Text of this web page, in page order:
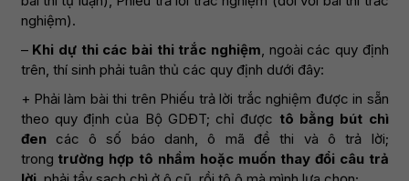
nghiệm).
– Khi dự thi các bài thi trắc nghiệm, ngoài các quy định
trên, thí sinh phải tuân thủ các quy định dưới đây:
+ Phải làm bài thi trên Phiếu trả lời trắc nghiệm được in sẵn
theo quy định của Bộ GDĐT; chỉ được tô bằng bút chì
đen các ô số báo danh, ô mã đề thi và ô trả lời;
trong trường hợp tô nhầm hoặc muốn thay đổi câu trả